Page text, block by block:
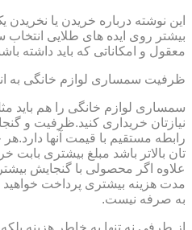
این نوشته درباره خریدن یا
بیشتر روی ایده های طلایی
معقول و امکاناتی که باید داشته
ظرفیت سمساری لوازم خانگی به
سمساری لوازم خانگی را هم باید
نیازتان خریداری کنید.ظرفیت و
رابطه مستقیم با قیمت آنها
تان بالاتر باشد مبلغ بیشتری بابت
علاوه اگر محصولی با گنجایش بیشتر
مدت هزینه بیشتری پرداخت
به صرفه نیست.
از طرفی نه تنها به خاطر هزینه